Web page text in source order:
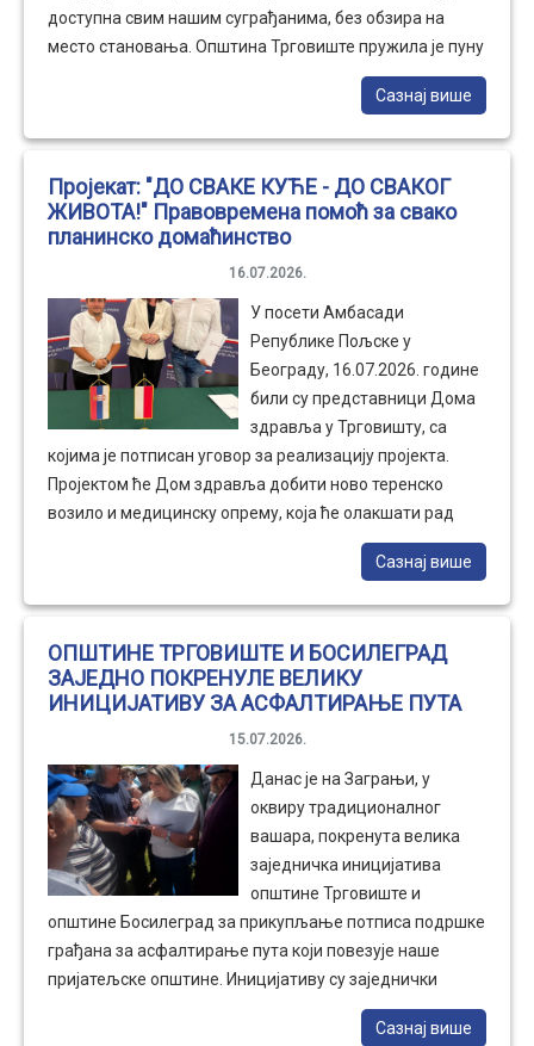
доступна свим нашим суграђанима, без обзира на
место становања. Општина Трговиште пружила је пуну
подршку овој акцији стављањем на располагање
теренског возила са возачем, како би медицински
Поред тога, Општина Трговиште је из сопствених
средстава финансирала набавку два рачунара за
потребе Дома здравља Трговиште, чиме су додатно
унапређени услови за рад здравствених радника и
квалитет пружања здравствених услуга. Заједничким
радом локалне самоуправе и Дома здравља
настављамо да улажемо у здравље наших грађана, јер
је превенција најбољи начин очувања здравља.
Сазнај више
Пројекат: "ДО СВАКЕ КУЋЕ - ДО СВАКОГ
ЖИВОТА!" Правовремена помоћ за свако
планинско домаћинство
16.07.2026.
У посети Амбасади
Републике Пољске у
Београду, 16.07.2026. године
били су представници Дома
здравља у Трговишту, са
којима је потписан уговор за реализацију пројекта.
Пројектом ће Дом здравља добити ново теренско
возило и медицинску опрему, која ће олакшати рад
упосленицима ове установе али и приступ
здравственој заштити, свим пацијентима који се
Сазнај више
ОПШТИНЕ ТРГОВИШТЕ И БОСИЛЕГРАД
ЗАЈЕДНО ПОКРЕНУЛЕ ВЕЛИКУ
ИНИЦИЈАТИВУ ЗА АСФАЛТИРАЊЕ ПУТА
15.07.2026.
Данас је на Заграњи, у
оквиру традиционалног
вашара, покренута велика
заједничка иницијатива
општине Трговиште и
општине Босилеград за прикупљање потписа подршке
грађана за асфалтирање пута који повезује наше
пријатељске општине. Иницијативу су заједнички
покренули председник Општине Босилеград
Владимир Захаријев и председница ОпштинеСазнај више